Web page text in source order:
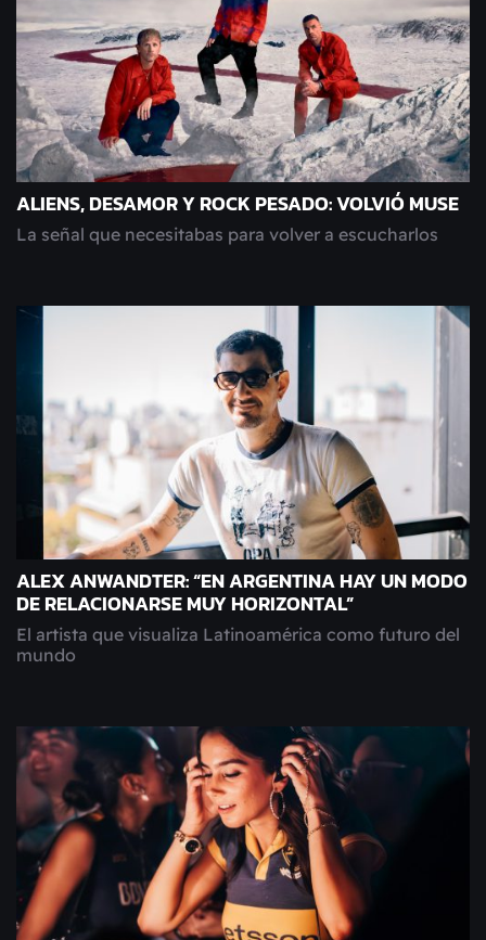
ALIENS, DESAMOR Y ROCK PESADO: VOLVIÓ MUSE
La señal que necesitabas para volver a escucharlos
ALEX ANWANDTER: “EN ARGENTINA HAY UN MODO
DE RELACIONARSE MUY HORIZONTAL”
El artista que visualiza Latinoamérica como futuro del
mundo